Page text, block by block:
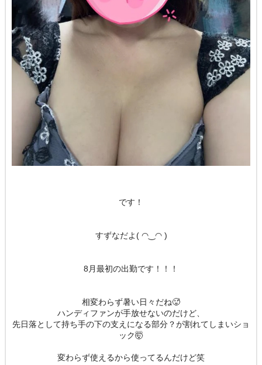
です！
すずなだよ( ◠‿◠ )
8月最初の出勤です！！！
相変わらず暑い日々だね🥵
ハンディファンが手放せないのだけど、
先日落として持ち手の下の支えになる部分？が割れてしまいショ
ック🤯
変わらず使えるから使ってるんだけど笑